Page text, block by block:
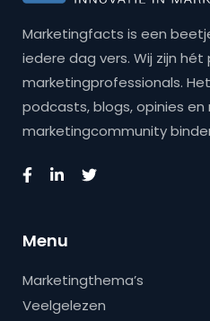
Marketingfacts is een
iedere dag vers. Wij zijn
marketingprofessionals.
podcasts, blogs, opinies en
marketingcommunity
Menu
Marketingthema’s
Veelgelezen